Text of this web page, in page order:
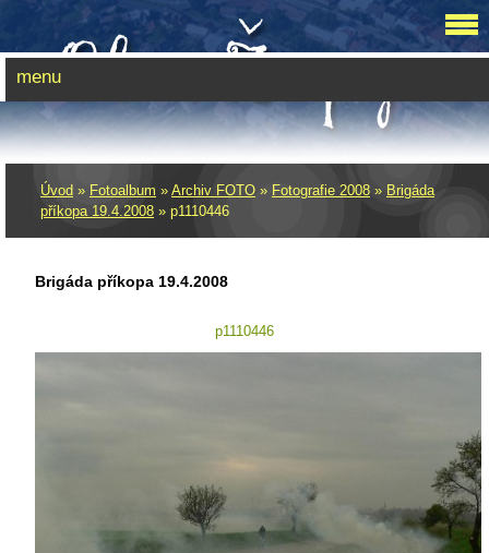
Úvod » Fotoalbum » Archiv FOTO » Fotografie 2008 » Brigáda
příkopa 19.4.2008 » p1110446
Brigáda příkopa 19.4.2008
p1110446
menu